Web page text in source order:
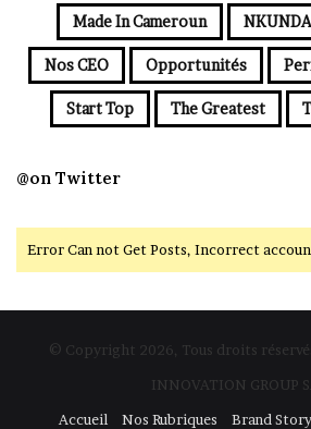
Made In Cameroun
Nos CEO Opportunités
Start Top The Greatest
@on Twitter
Error Can not Get Posts, Incorrect
© Copyright 2026, Tous droits
INNOVATION GROUP
Accueil
Nos Rubriques Brand Story